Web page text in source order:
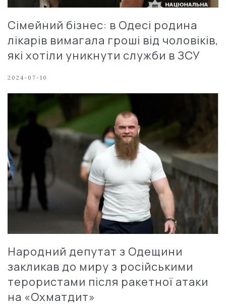
Сімейний бізнес: в Одесі родина
лікарів вимагала гроші від чоловіків,
які хотіли уникнути служби в ЗСУ
2024-07-10
Народний депутат з Одещини
закликав до миру з російськими
терористами після ракетної атаки
на «Охматдит»